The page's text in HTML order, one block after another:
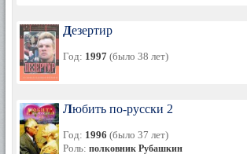
Дезертир
Год: 1997 (было 38 лет)
Любить по-русски 2
Год: 1996 (было 37 лет)
Роль: полковник Рубашкин